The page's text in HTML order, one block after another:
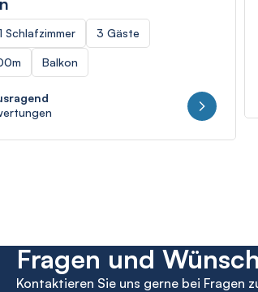
Schlafzimmer 3 Gäste
Balkon
Fragen und
Kontaktieren Sie uns gerne bei Fragen